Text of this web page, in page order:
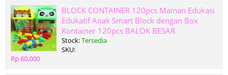
BLOCK CONTAINER 120pcs Mainan Edukasi
Edukatif Anak Smart Block dengan Box
Kontainer 120pcs BALOK BESAR
Stock:Tersedia
SKU:
Rp 60.000